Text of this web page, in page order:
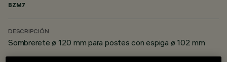
BZM7
DESCRIPCIÓN
Sombrerete ø 120 mm para postes con espiga ø 102 mm